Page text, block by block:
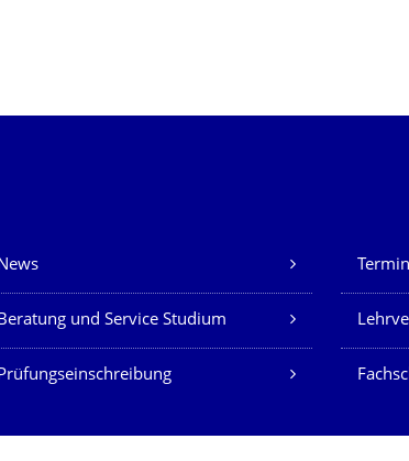
Dienste
und Service Studium